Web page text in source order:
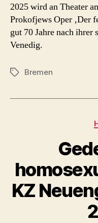
2025 wird an Theater
Prokofjews Oper ‚Der
gut 70 Jahre nach
Venedig.
Schlagwörter
Bremen
KZ